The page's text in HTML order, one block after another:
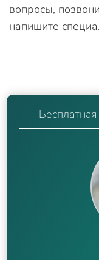
вопросы,
напишите